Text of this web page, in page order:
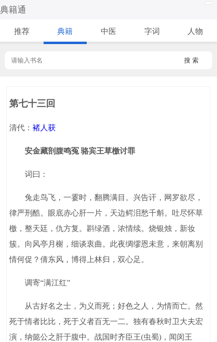
典籍通
推荐 典籍 中医 字词 人物
搜 索
第七十三回
清代：褚人获
安金藏剖腹鸣冤 骆宾王草檄讨罪
词曰：
兔走鸟飞，一霎时，翻腾满目。兴告讦，网罗欲尽，
律严刑酷。眼底赤心肝一片，天边鳄泪愁千斛。吐尽怀草
檄，整天廷，仇方复。斟绿酒，浓情续。烧银烛，新妆
簇。向风亭月榭，细谈衷曲。此夜绸缪恩未意，来朝离别
情何促？倩东风，博得上林归，双心足。
调寄“满江红”
从古好名之士，为义而死；好色之人，为情而亡。然
死于情者比比，死于义者百无一二。独有春秋时卫大夫宏
演，纳懿公之肝于腹中。战国时齐臣王(虫蜀)，闻闵王